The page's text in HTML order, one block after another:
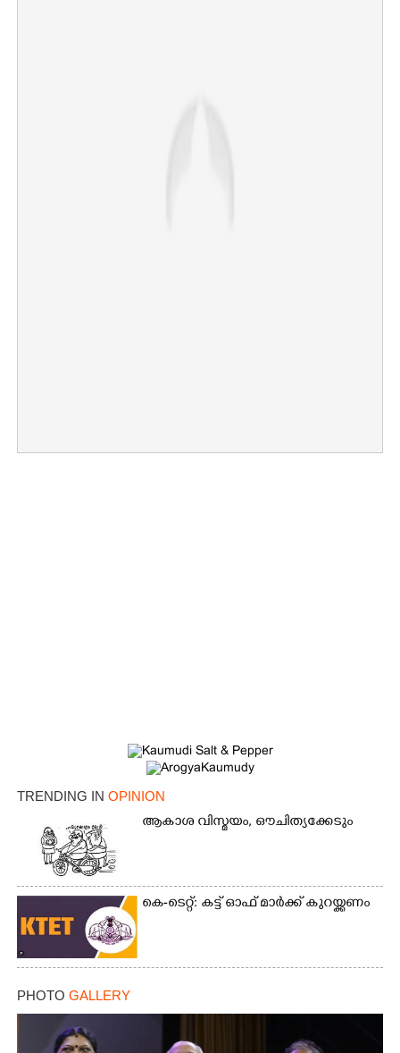
TRENDING IN OPINION
ആകാശ വിസ്മയം, ഔചിത്യക്കേടും
കെ-ടെറ്റ്: കട്ട് ഓഫ് മാർക്ക് കുറയ്ക്കണം
PHOTO GALLERY